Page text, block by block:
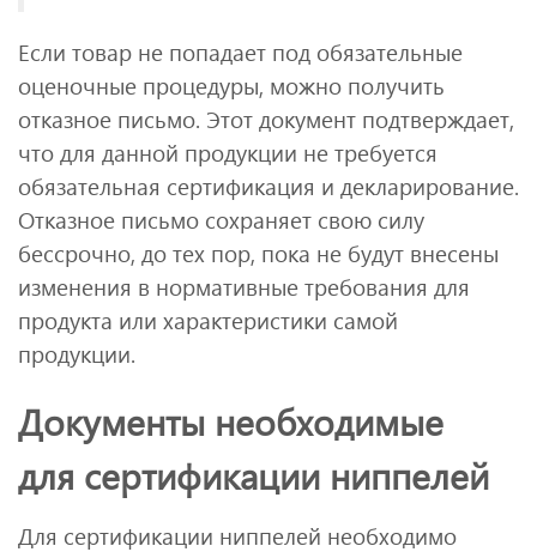
Если товар не попадает под обязательные
оценочные процедуры, можно получить
отказное письмо. Этот документ подтверждает,
что для данной продукции не требуется
обязательная сертификация и декларирование.
Отказное письмо сохраняет свою силу
бессрочно, до тех пор, пока не будут внесены
изменения в нормативные требования для
продукта или характеристики самой
продукции.
Документы необходимые
для сертификации ниппелей
Для сертификации ниппелей необходимо